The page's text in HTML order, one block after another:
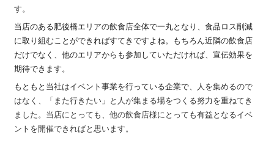
す。
当店のある肥後橋エリアの飲食店全体で一丸となり、食品ロス削減
に取り組むことができればすてきですよね。もちろん近隣の飲食店
だけでなく、他のエリアからも参加していただければ、宣伝効果を
期待できます。
もともと当社はイベント事業を行っている企業で、
人を集めるので
はなく、「また行きたい」と人が集まる場をつくる努力を重ねてき
ました。当店にとっても、他の飲食店様にとっても有益となるイベ
ントを開催できればと思います。